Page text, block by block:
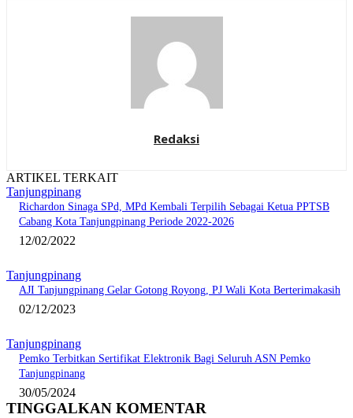
Redaksi
ARTIKEL TERKAIT
Tanjungpinang
Richardon Sinaga SPd, MPd Kembali Terpilih Sebagai Ketua PPTSB
Cabang Kota Tanjungpinang Periode 2022-2026
12/02/2022
Tanjungpinang
AJI Tanjungpinang Gelar Gotong Royong, PJ Wali Kota Berterimakasih
02/12/2023
Tanjungpinang
Pemko Terbitkan Sertifikat Elektronik Bagi Seluruh ASN Pemko
Tanjungpinang
30/05/2024
TINGGALKAN KOMENTAR